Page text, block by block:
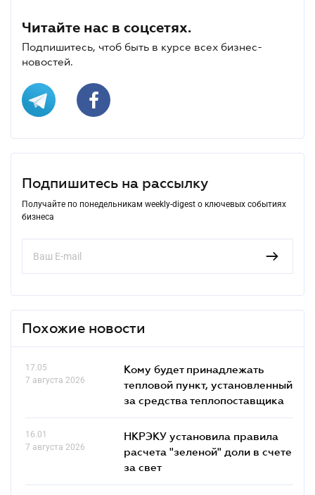
Читайте нас в соцсетях.
Подпишитесь, чтоб быть в курсе всех бизнес-
новостей.
Подпишитесь на рассылку
Получайте по понедельникам weekly-digest о ключевых событиях
бизнеса
Похожие новости
17.05
7 августа 2026
Кому будет принадлежать
тепловой пункт, установленный
за средства теплопоставщика
16.01
7 августа 2026
НКРЭКУ установила правила
расчета "зеленой" доли в счете
за свет